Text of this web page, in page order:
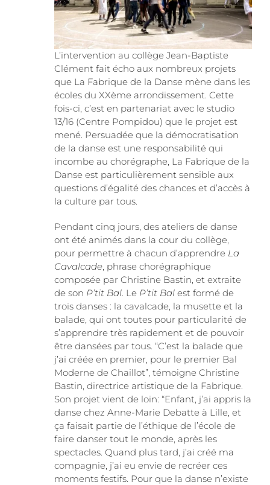
L’intervention au collège Jean-Baptiste
Clément fait écho aux nombreux projets
que La Fabrique de la Danse mène dans les
écoles du XXème arrondissement. Cette
fois-ci, c’est en partenariat avec le studio
13/16 (Centre Pompidou) que le projet est
mené. Persuadée que la démocratisation
de la danse est une responsabilité qui
incombe au chorégraphe, La Fabrique de la
Danse est particulièrement sensible aux
questions d’égalité des chances et d’accès à
la culture par tous.
Pendant cinq jours, des ateliers de danse
ont été animés dans la cour du collège,
pour permettre à chacun d’apprendre La
Cavalcade , phrase chorégraphique
composée par Christine Bastin, et extraite
de son P’tit Bal . Le P’tit Bal est formé de
trois danses : la cavalcade, la musette et la
balade, qui ont toutes pour particularité de
s’apprendre très rapidement et de pouvoir
être dansées par tous. “C’est la balade que
j’ai créée en premier, pour le premier Bal
Moderne de Chaillot”, témoigne Christine
Bastin, directrice artistique de la Fabrique.
Son projet vient de loin: “Enfant, j’ai appris la
danse chez Anne-Marie Debatte à Lille, et
ça faisait partie de l’éthique de l’école de
faire danser tout le monde, après les
spectacles. Quand plus tard, j’ai créé ma
compagnie, j’ai eu envie de recréer ces
moments festifs. Pour que la danse n’existe